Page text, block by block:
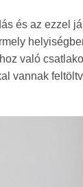
és az ezzel
való
vannak